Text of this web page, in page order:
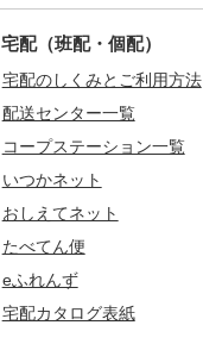
宅配（班配・個配）
宅配のしくみとご利用方法
配送センター一覧
コープステーション一覧
いつかネット
おしえてネット
たべてん便
eふれんず
宅配カタログ表紙